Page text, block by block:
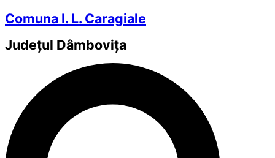
Comuna I. L. Caragiale
Județul Dâmbovița